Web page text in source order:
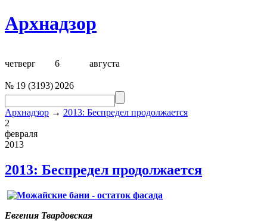
Архнадзор
четверг 6 августа
№ 19 (3193) 2026
Архнадзор → 2013: Беспредел продолжается
2
февраля
2013
2013: Беспредел продолжается
Евгения Твардовская